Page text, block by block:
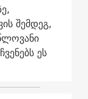
შემდეგ,
ეს